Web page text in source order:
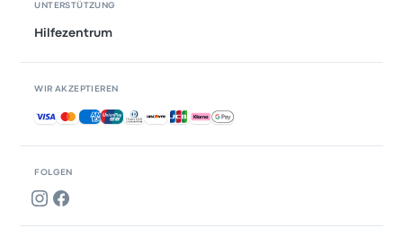
FOLGEN
UNTERSTÜTZUNG
Hilfezentrum
WIR AKZEPTIEREN
Akzeptierte Zahlungsmethoden